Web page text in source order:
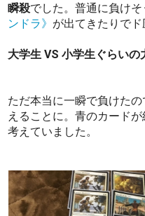
瞬殺でした。普通に負けそ
ンドラ》 が出てきたりでド
大学生 VS 小学生ぐらいの
ただ本当に一瞬で負けた
えることに。青のカード
考えていました。